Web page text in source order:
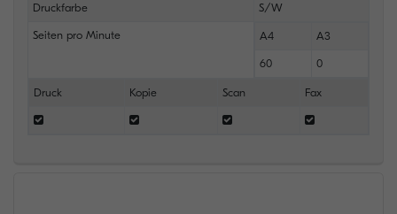
Druckfarbe S/W
Seiten pro Minute A4 A3
60 0
Druck Kopie Scan Fax